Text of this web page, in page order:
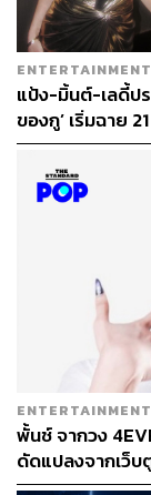
ENTERTAINMENT
แป้ง-มิ้นต์-เลดี้ป
ของกู’ เริ่มฉาย
ENTERTAINMENT
พั้นช์ จากวง
ดัดแปลงจากเว็